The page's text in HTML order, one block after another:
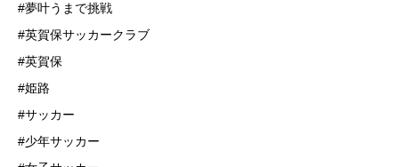
⁡#夢叶うまで挑戦
#英賀保サッカークラブ
#英賀保
#姫路
#サッカー
#少年サッカー